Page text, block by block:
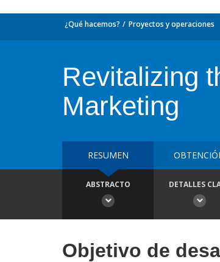
¿Qué hacemos? Proyectos y operaciones
Revitalizing
Marketing
RESUMEN
ABSTRACTO DETALLES
Objetivo de